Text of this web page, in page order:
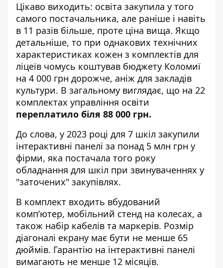
Цікаво виходить: освіта закупила у того
самого постачальника, але раніше і навіть
в 11 разів більше, проте ціна вища. Якщо
детальніше, то при однакових технічних
характеристиках кожен з комплектів для
ліцеїв чомусь коштував бюджету Коломиї
на 4 000 грн дорожче, аніж для закладів
культури. В загальному виглядає, що на 22
комплектах управління освіти
переплатило біля 88 000 грн.
До слова, у 2023 році для 7 шкіл закупили
інтерактивні панелі за понад 5 млн грн у
фірми, яка постачала того року
обладнання для шкіл при звинуваченнях у
"заточених" закупівлях.
В комплект входить вбудований
комп’ютер, мобільний стенд на колесах, а
також набір кабелів та маркерів. Розмір
діагоналі екрану має бути не менше 65
дюймів. Гарантію на інтерактивні панелі
вимагають не менше 12 місяців.